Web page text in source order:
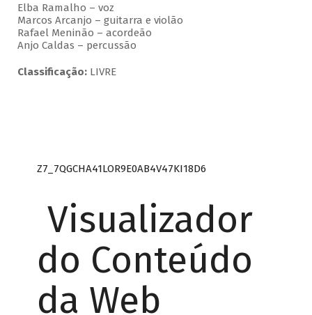
Elba Ramalho – voz
Marcos Arcanjo – guitarra e violão
Rafael Meninão – acordeão
Anjo Caldas – percussão
Classificação: LIVRE
Z7_7QGCHA41LOR9E0AB4V47KI18D6
Visualizador
do Conteúdo
da Web